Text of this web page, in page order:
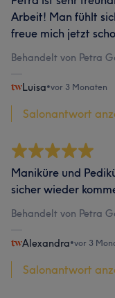
Arbeit! Man fühlt
freue mich jetzt
Behandelt von Petra
Luisa•vor 3 Monaten
Salonantwort
Maniküre und
sicher wieder
Behandelt von Petra
Alexandra•vor 3
Salonantwort